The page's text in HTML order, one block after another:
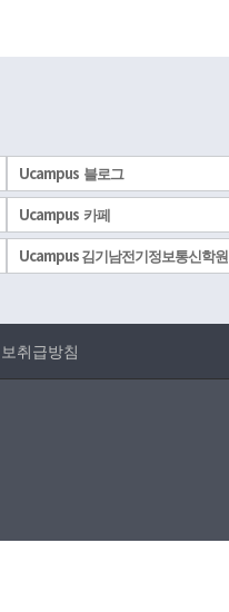
Ucampus 블로그
Ucampus 카페
Ucampus 김기남전기정보통신학원
취급방침